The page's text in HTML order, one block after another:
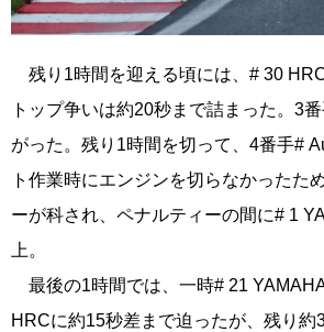
残り1時間を迎える頃には、# 30
トップ争いは約20秒まで詰まった。3
がった。残り1時間を切って、4番手#
ト作業時にエンジンを切らなかったた
ーが科され、ペナルティーの間に# 1
上。
最後の1時間では、一時# 21
HRCに約15秒差まで迫ったが、残り約